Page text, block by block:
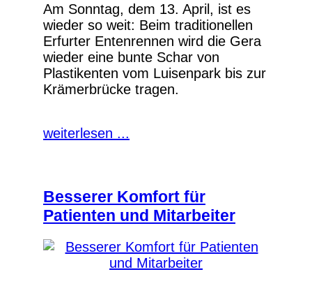
Am Sonntag, dem 13. April, ist es
wieder so weit: Beim traditionellen
Erfurter Entenrennen wird die Gera
wieder eine bunte Schar von
Plastikenten vom Luisenpark bis zur
Krämerbrücke tragen.
weiterlesen ...
Besserer Komfort für
Patienten und Mitarbeiter